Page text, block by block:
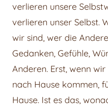
verlieren unsere
verlieren unser Selbst.
wir sind, wer die
Gedanken, Gefühle,
Anderen. Erst, wenn
nach Hause kommen,
Hause. Ist es das,